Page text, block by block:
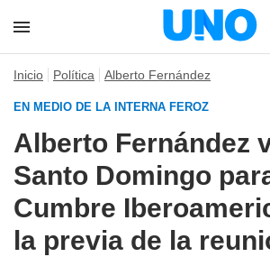
Inicio Política Alberto Fernández
EN MEDIO DE LA INTERNA FEROZ
Alberto Fernández
Santo Domingo
Cumbre
la previa de la